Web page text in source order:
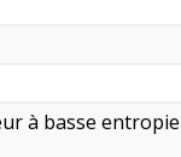
à basse